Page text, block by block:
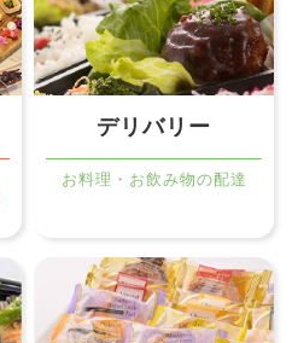
デリバリー
お料理・お飲み物の配達